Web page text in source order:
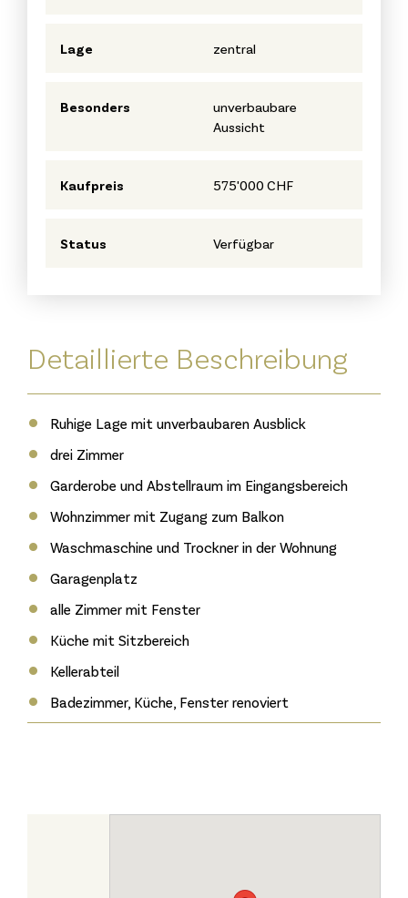
Lage zentral
Besonders
unverbaubare
Aussicht
Kaufpreis 575'000 CHF
Status Verfügbar
Detaillierte Beschreibung
Ruhige Lage mit unverbaubaren Ausblick
drei Zimmer
Garderobe und Abstellraum im Eingangsbereich
Wohnzimmer mit Zugang zum Balkon
Waschmaschine und Trockner in der Wohnung
Garagenplatz
alle Zimmer mit Fenster
Küche mit Sitzbereich
Kellerabteil
Badezimmer, Küche, Fenster renoviert